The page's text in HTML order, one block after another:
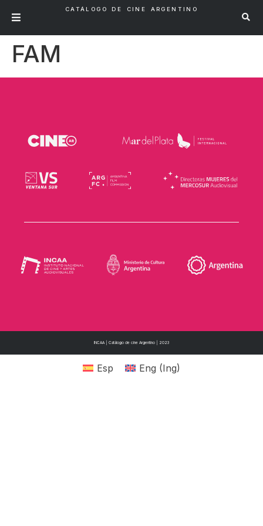
CATÁLOGO DE CINE ARGENTINO
FAM
INCAA | Catálogo de cine Argentino | 2023
Esp Eng (Ing)